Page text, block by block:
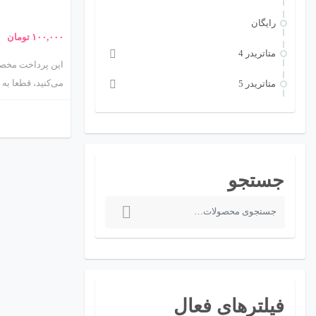
رایگان
متاتريدر 4
متاتريدر 5
جستجو
فیلترهای فعال
۱۰۰,۰۰۰ تومان
این پرداخت
می‌کنید، قطعا
کنید را در
می‌دهد تا آن را